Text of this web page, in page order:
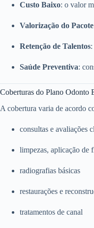
Custo Baixo: o valor
Valorização do
Retenção de Talentos
Saúde Preventiva:
Coberturas do Plano Odonto
A cobertura varia de acordo
consultas e avaliações
limpezas, aplicação de
radiografias básicas
restaurações e
tratamentos de canal